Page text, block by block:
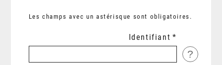
Les champs avec un astérisque sont obligatoires.
Identifiant
?